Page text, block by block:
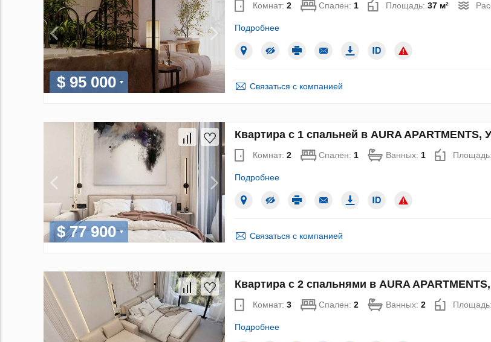
$ 95 000
Комнат: 2 Спален: 1 Площадь: 37 м²
Подробнее
Связаться с компанией
$ 77 900
Квартира с 1 спальней в AURA APARTMENTS,
Комнат: 2 Спален: 1 Ванных: 1 Площадь:
Подробнее
Связаться с компанией
Квартира с 2 спальнями в AURA
Комнат: 3 Спален: 2 Ванных: 2 Площадь:
Подробнее